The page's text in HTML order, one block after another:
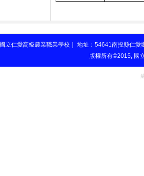
國立仁愛高級農業職業學校｜ 地址：54641南投縣仁
版權所有©2015, 國